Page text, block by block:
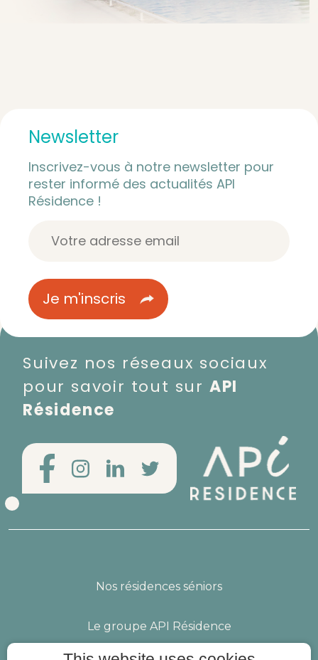
Newsletter
Inscrivez-vous à notre newsletter pour
rester informé des actualités API
Résidence !
Suivez nos réseaux sociaux
pour savoir tout sur API
Résidence
Nos résidences séniors
Le groupe API Résidence